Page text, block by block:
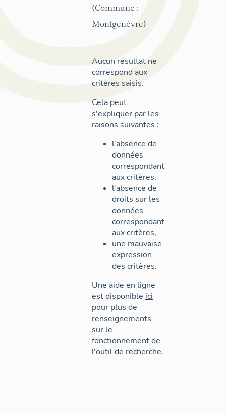
(Commune :
Montgenèvre)
Aucun résultat ne
correspond aux
critères saisis.
Cela peut
s'expliquer par les
raisons suivantes :
l'absence de
données
correspondant
aux critères,
l'absence de
droits sur les
données
correspondant
aux critères,
une mauvaise
expression
des critères.
Une aide en ligne
est disponible ici
pour plus de
renseignements
sur le
fonctionnement de
l'outil de recherche.